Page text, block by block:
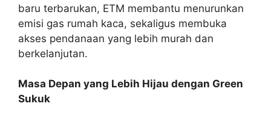
baru terbarukan, ETM membantu menurunkan
emisi gas rumah kaca, sekaligus membuka
akses pendanaan yang lebih murah dan
berkelanjutan.
Masa Depan yang Lebih Hijau dengan Green
Sukuk